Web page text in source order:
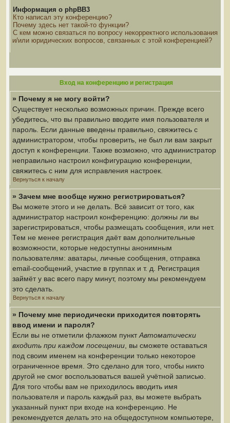
Информация о phpBB3
Кто написал эту конференцию?
Почему здесь нет такой-то функции?
С кем можно связаться по вопросу некорректного использования
и/или юридических вопросов, связанных с этой конференцией?
Вход на конференцию и регистрация
» Почему я не могу войти?
Существует несколько возможных причин. Прежде всего
убедитесь, что вы правильно вводите имя пользователя и
пароль. Если данные введены правильно, свяжитесь с
администратором, чтобы проверить, не был ли вам закрыт
доступ к конференции. Также возможно, что администратор
неправильно настроил конфигурацию конференции,
свяжитесь с ним для исправления настроек.
Вернуться к началу
» Зачем мне вообще нужно регистрироваться?
Вы можете этого и не делать. Всё зависит от того, как
администратор настроил конференцию: должны ли вы
зарегистрироваться, чтобы размещать сообщения, или нет.
Тем не менее регистрация даёт вам дополнительные
возможности, которые недоступны анонимным
пользователям: аватары, личные сообщения, отправка
email-сообщений, участие в группах и т. д. Регистрация
займёт у вас всего пару минут, поэтому мы рекомендуем
это сделать.
Вернуться к началу
» Почему мне периодически приходится повторять
ввод имени и пароля?
Если вы не отметили флажком пунктАвтоматически
входить при каждом посещении , вы сможете оставаться
под своим именем на конференции только некоторое
ограниченное время. Это сделано для того, чтобы никто
другой не смог воспользоваться вашей учётной записью.
Для того чтобы вам не приходилось вводить имя
пользователя и пароль каждый раз, вы можете выбрать
указанный пункт при входе на конференцию. Не
рекомендуется делать это на общедоступном компьютере,